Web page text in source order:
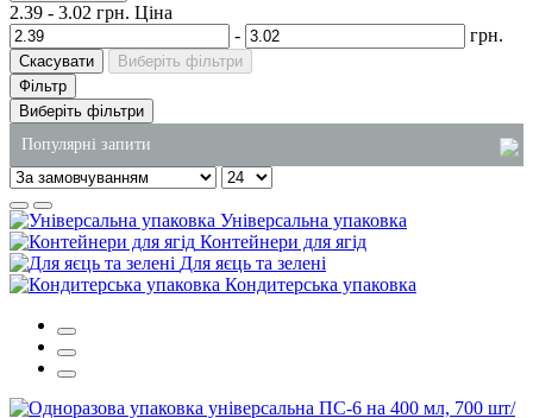
2.39 - 3.02 грн. Ціна
-
грн.
Скасувати
Виберіть фільтри
Фільтр
Виберіть фільтри
Популярні запити
одноразові контейнери для суші
пластикові контейнери для їжі одноразові
контейнер з фольги з кришкою
рушники паперові купити
чистячі засоби для туалету
Універсальна упаковка
Контейнери для ягід
Для яєць та зелені
Кондитерська упаковка